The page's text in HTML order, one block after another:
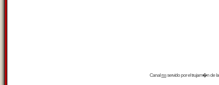
Canalrssservido por eltrujam�nde